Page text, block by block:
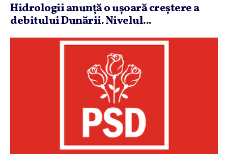
Hidrologii anunţă o uşoară creştere a
debitului Dunării. Nivelul...